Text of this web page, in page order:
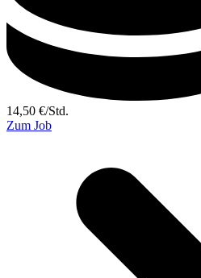
14,50 €/Std.
Zum Job